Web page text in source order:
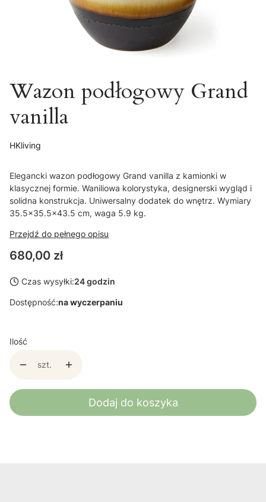
Wazon podłogowy Grand
vanilla
HKliving
Elegancki wazon podłogowy Grand vanilla z kamionki w
klasycznej formie. Waniliowa kolorystyka, designerski wygląd i
solidna konstrukcja. Uniwersalny dodatek do wnętrz. Wymiary
35.5x35.5x43.5 cm, waga 5.9 kg.
Przejdź do pełnego opisu
Cena
680,00 zł
Czas wysyłki:24 godzin
Dostępność:na wyczerpaniu
Ilość
szt.
Dodaj do koszyka